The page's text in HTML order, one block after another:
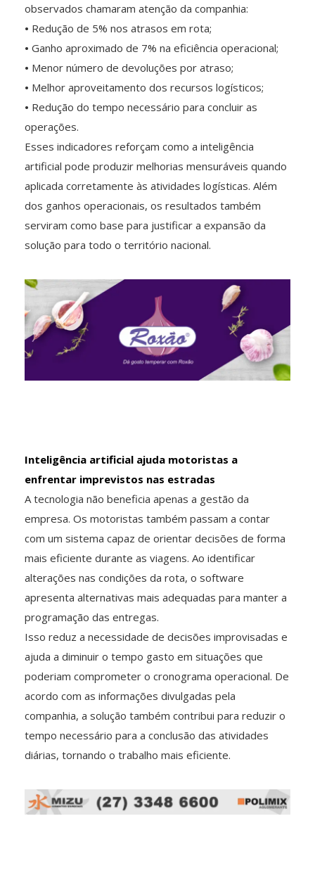
observados chamaram atenção da companhia:
• Redução de 5% nos atrasos em rota;
• Ganho aproximado de 7% na eficiência operacional;
• Menor número de devoluções por atraso;
• Melhor aproveitamento dos recursos logísticos;
• Redução do tempo necessário para concluir as
operações.
Esses indicadores reforçam como a inteligência
artificial pode produzir melhorias mensuráveis quando
aplicada corretamente às atividades logísticas. Além
dos ganhos operacionais, os resultados também
serviram como base para justificar a expansão da
solução para todo o território nacional.
Inteligência artificial ajuda motoristas a
enfrentar imprevistos nas estradas
A tecnologia não beneficia apenas a gestão da
empresa. Os motoristas também passam a contar
com um sistema capaz de orientar decisões de forma
mais eficiente durante as viagens. Ao identificar
alterações nas condições da rota, o software
apresenta alternativas mais adequadas para manter a
programação das entregas.
Isso reduz a necessidade de decisões improvisadas e
ajuda a diminuir o tempo gasto em situações que
poderiam comprometer o cronograma operacional. De
acordo com as informações divulgadas pela
companhia, a solução também contribui para reduzir o
tempo necessário para a conclusão das atividades
diárias, tornando o trabalho mais eficiente.